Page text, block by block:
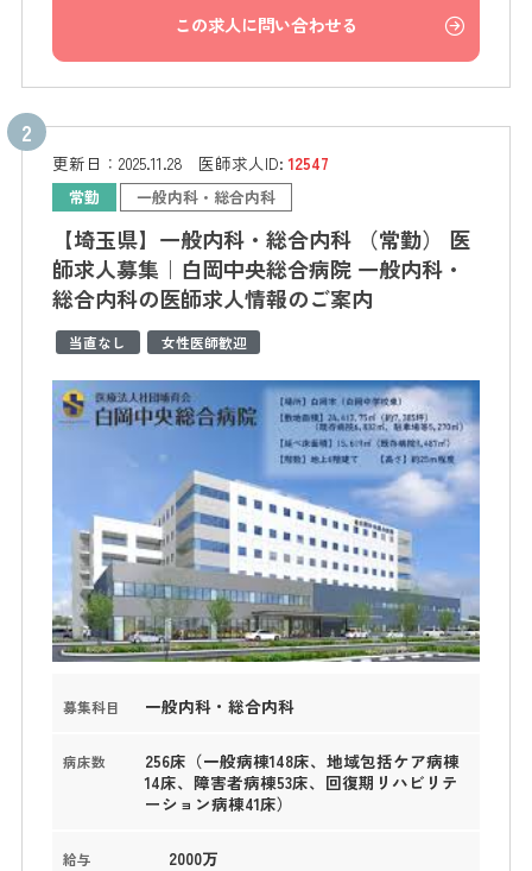
この求人に問い合わせる
更新日： 2025.11.28 医師求人ID:12547
常勤 一般内科・総合内科
【埼玉県】一般内科・総合内科 （常勤） 医
師求人募集｜白岡中央総合病院 一般内科・
総合内科の医師求人情報のご案内
当直なし 女性医師歓迎
募集科目 一般内科・総合内科
病床数
256床（一般病棟148床、地域包括ケア病棟
14床、障害者病棟53床、回復期リハビリテ
ーション病棟41床）
給与 2000万